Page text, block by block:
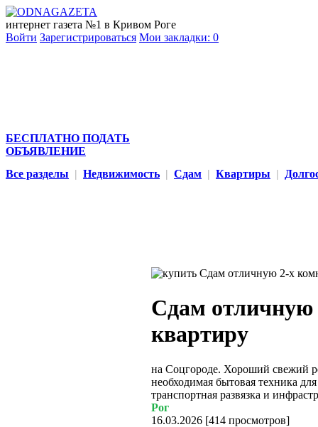
интернет газета №1 в Кривом Роге
Войти Зарегистрироваться Мои закладки: 0
БЕСПЛАТНО ПОДАТЬ
ОБЪЯВЛЕНИЕ
Все разделы | Недвижимость | Сдам | Квартиры |
Сдам
квартиру
на Соцгороде. Хороший свежий
необходимая бытовая техника
транспортная развязка и
Рог
16.03.2026 [414 просмотров]